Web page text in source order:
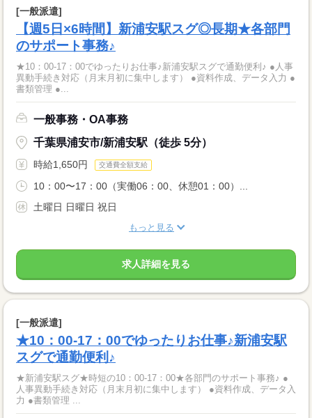
[一般派遣]
【週5日×6時間】新浦安駅スグ◎長期★各部門
のサポート事務♪
★10：00‐17：00でゆったりお仕事♪新浦安駅スグで通勤便利♪ ●人事
異動手続き対応（月末月初に集中します） ●資料作成、データ入力 ●
書類管理 ●...
一般事務・OA事務
千葉県浦安市/新浦安駅（徒歩 5分）
時給1,650円 交通費全額支給
10：00〜17：00（実働06：00、休憩01：00）...
土曜日 日曜日 祝日
もっと見る
求人詳細を見る
[一般派遣]
★10：00‐17：00でゆったりお仕事♪新浦安駅
スグで通勤便利♪
★新浦安駅スグ★時短の10：00‐17：00★各部門のサポート事務♪ ●
人事異動手続き対応（月末月初に集中します） ●資料作成、データ入
力 ●書類管理 ...